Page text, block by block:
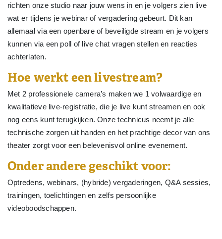
richten onze studio naar jouw wens in en je volgers zien live
wat er tijdens je webinar of vergadering gebeurt. Dit kan
allemaal via een openbare of beveiligde stream en je volgers
kunnen via een poll of live chat vragen stellen en reacties
achterlaten.
Hoe werkt een livestream?
Met 2 professionele camera’s maken we 1 volwaardige en
kwalitatieve live-registratie, die je live kunt streamen en ook
nog eens kunt terugkijken. Onze technicus neemt je alle
technische zorgen uit handen en het prachtige decor van ons
theater zorgt voor een belevenisvol online evenement.
Onder andere geschikt voor:
Optredens, webinars, (hybride) vergaderingen, Q&A sessies,
trainingen, toelichtingen en zelfs persoonlijke
videoboodschappen.